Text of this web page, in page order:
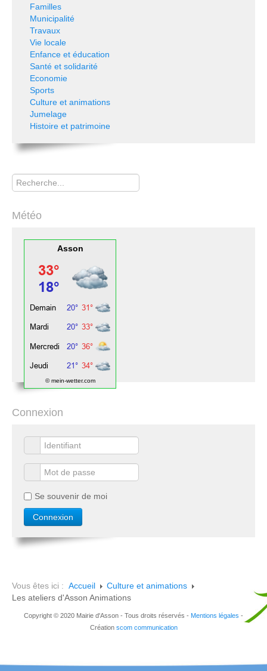
Familles
Municipalité
Travaux
Vie locale
Enfance et éducation
Santé et solidarité
Economie
Sports
Culture et animations
Jumelage
Histoire et patrimoine
Rechercher
Météo
Asson
© mein-wetter.com
Connexion
Se souvenir de moi
Vous êtes ici : Accueil
Culture et animations
Les ateliers d'Asson Animations
Copyright © 2020 Mairie d'Asson - Tous droits réservés - Mentions légales -
Création scom communication